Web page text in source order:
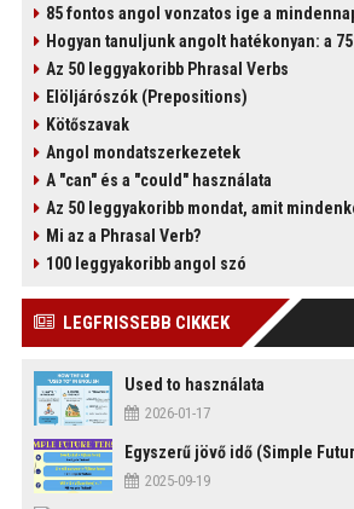
85 fontos angol vonzatos ige a
Hogyan tanuljunk angolt hatékonyan: a
Az 50 leggyakoribb Phrasal Verbs
Elöljárószók (Prepositions)
Kötőszavak
Angol mondatszerkezetek
A "can" és a "could" használata
Az 50 leggyakoribb mondat, amit
Mi az a Phrasal Verb?
100 leggyakoribb angol szó
LEGFRISSEBB CIKKEK
Used to használata
2026-01-17
Egyszerű jövő idő (Simple
2025-09-19